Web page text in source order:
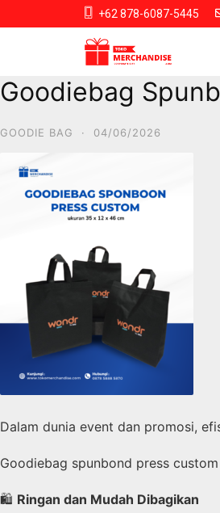
+62 878-6087-5445
Goodiebag
GOODIE BAG · 04/06/2026
Dalam dunia event dan promosi,
Goodiebag spunbond press
🛍️ Ringan dan Mudah Dibagikan